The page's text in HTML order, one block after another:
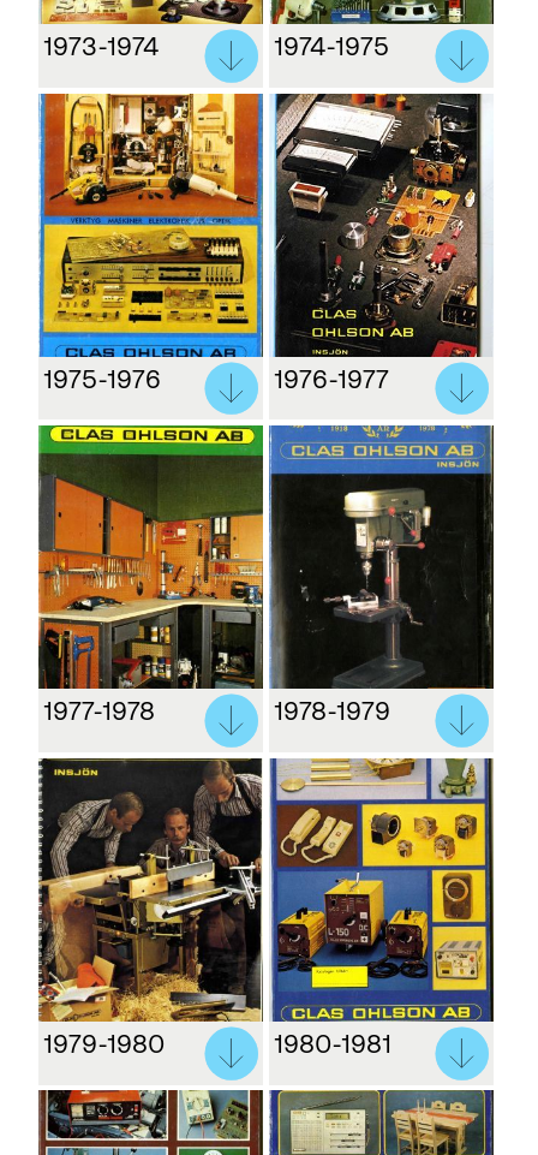
1973-1974 1974-1975
1975-1976 1976-1977
1977-1978 1978-1979
1979-1980 1980-1981